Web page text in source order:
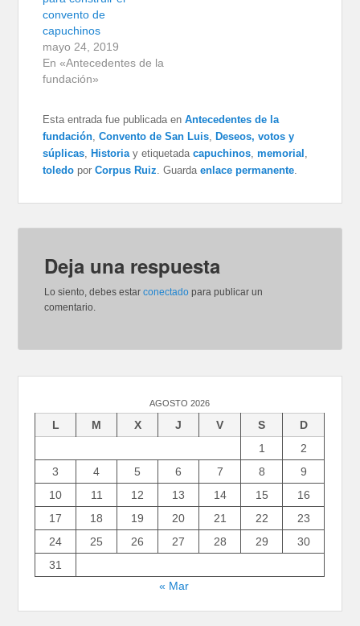
convento de
capuchinos
mayo 24, 2019
En «Antecedentes de la
fundación»
Esta entrada fue publicada enAntecedentes de la
fundación,Convento de San Luis, Deseos, votos y
súplicas, Historiay etiquetadacapuchinos,memorial ,
toledo porCorpus Ruiz. Guardaenlace permanente.
Deja una respuesta
Lo siento, debes estarconectado para publicar un
comentario.
AGOSTO 2026
L M X J V S
D
1
2
3
4 5 6 7 8
9
10
11 12 13 14 15
16
17
18 19 20 21 22
23
24
25 26 27 28 29
30
31
« Mar